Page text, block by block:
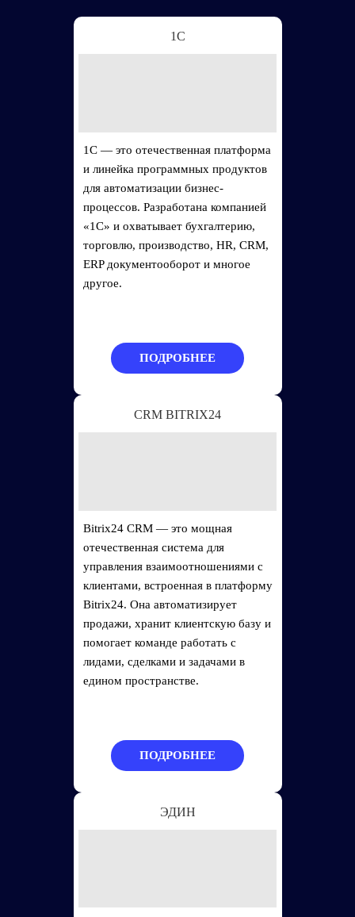
1С
1С — это отечественная платформа
и линейка программных продуктов
для автоматизации бизнес-
процессов. Разработана компанией
«1С» и охватывает бухгалтерию,
торговлю, производство, HR, CRM,
ERP документооборот и многое
другое.
ПОДРОБНЕЕ
CRM BITRIX24
Bitrix24 CRM — это мощная
отечественная система для
управления взаимоотношениями с
клиентами, встроенная в платформу
Bitrix24. Она автоматизирует
продажи, хранит клиентскую базу и
помогает команде работать с
лидами, сделками и задачами в
едином пространстве.
ПОДРОБНЕЕ
ЭДИН